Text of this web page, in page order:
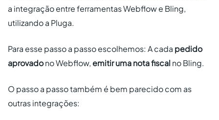
a integração entre ferramentas Webflow e Bling,
utilizando a Pluga.
Para esse passo a passo escolhemos: A cada pedido
aprovadono Webflow, emitir uma nota fiscal no Bling.
O passo a passo também é bem parecido com as
outras integrações: